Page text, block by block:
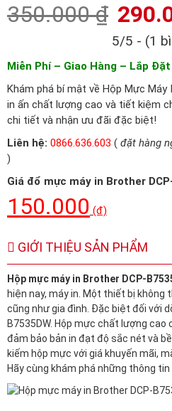
350.000₫
5/5 - (1
Miễn Phí – Giao Hàng – Lắp
Khám phá bí mật về Hộp Mực Máy
in ấn chất lượng cao và tiết kiệm
chi tiết và nhận ưu đãi đặc biệt!
Liên hệ: 0866.636.603 ( đặt hàng
)
Giá đổ mực máy in Brother
150.000 (đ)
GIỚI THIỆU SẢN PHẨM
Hộp mực máy in Brother DCP-
hiện nay, máy in. Một thiết bị không
cũng như gia đình. Đặc biệt đối với
B7535DW. Hộp mực chất lượng
đảm bảo bản in đạt độ sắc nét và
kiếm hộp mực với giá khuyến mãi,
Hãy cùng khám phá những thông